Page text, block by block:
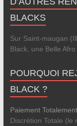
BLACKS
Sur Saint-maugan
Black, une Belle
POURQUOI
BLACK ?
Paiement
Discrétion Totale (le